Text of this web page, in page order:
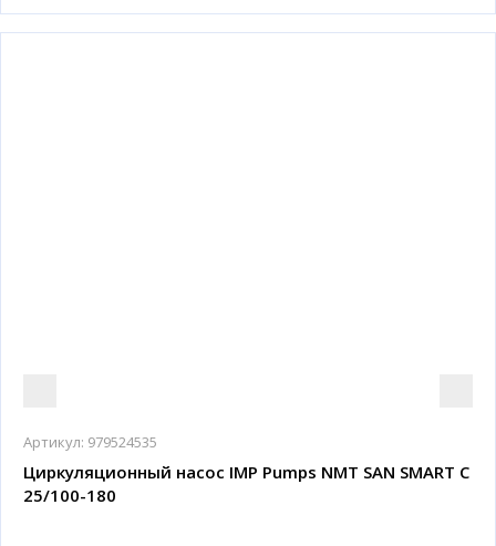
Артикул: 979524535
Циркуляционный насос IMP Pumps NMT SAN SMART C
25/100-180